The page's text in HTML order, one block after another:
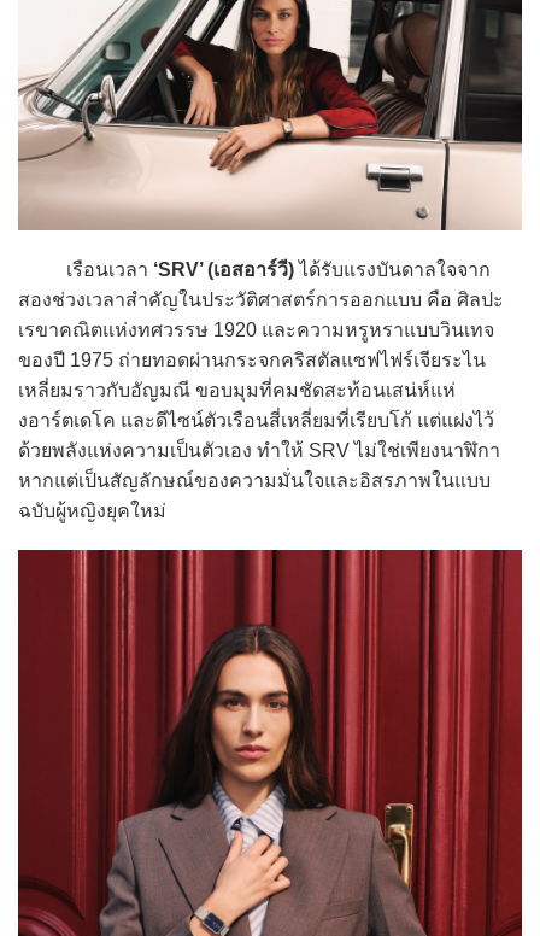
เรือนเวลา ‘SRV’ (เอสอาร์วี)ได้รับแรงบันดาลใจจาก
สองช่วงเวลาสำคัญในประวัติศาสตร์การออกแบบ คือ ศิลปะ
เรขาคณิตแห่งทศวรรษ 1920 และความหรูหราแบบวินเทจ
ของปี 1975 ถ่ายทอดผ่านกระจกคริสตัลแซฟไฟร์เจียระไน
เหลี่ยมราวกับอัญมณี ขอบมุมที่คมชัดสะท้อนเสน่ห์แห่
งอาร์ตเดโค และดีไซน์ตัวเรือนสี่เหลี่ยมที่เรียบโก้ แต่แฝงไว้
ด้วยพลังแห่งความเป็นตัวเอง ทำให้ SRV ไม่ใช่เพียงนาฬิกา
หากแต่เป็นสัญลักษณ์ของความมั่นใจและอิสรภาพในแบบ
ฉบับผู้หญิงยุคใหม่